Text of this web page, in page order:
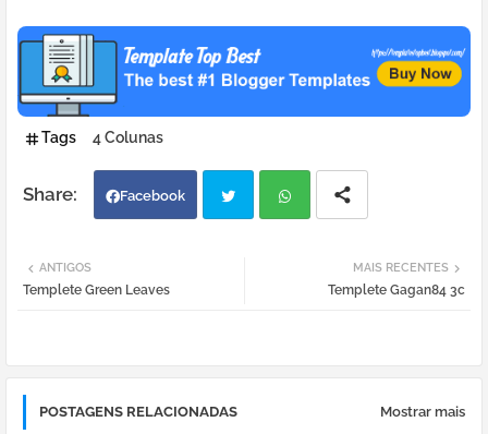
Tags 4 Colunas
Facebook
MAIS RECENTES
Templete Gagan84 3c
ANTIGOS
Templete Green Leaves
POSTAGENS RELACIONADAS Mostrar mais